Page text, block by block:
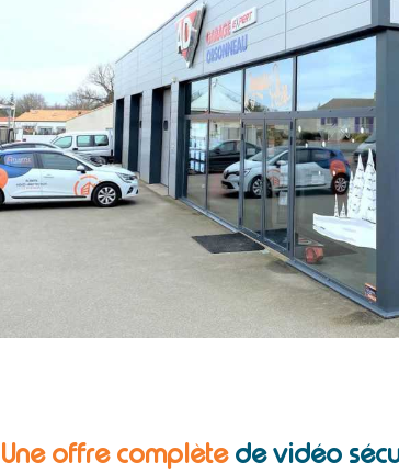
Une offre complète de vidéo